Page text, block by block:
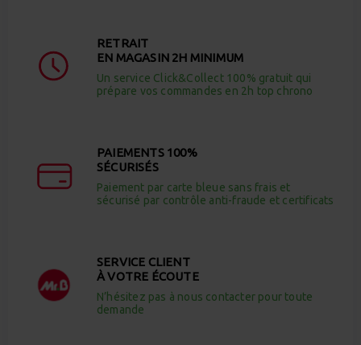
RETRAIT
EN MAGASIN 2H MINIMUM
Un service Click&Collect 100% gratuit qui
prépare vos commandes en 2h top chrono
PAIEMENTS 100%
SÉCURISÉS
Paiement par carte bleue sans frais et
sécurisé par contrôle anti-fraude et certificats
SERVICE CLIENT
À VOTRE ÉCOUTE
N’hésitez pas à nous contacter pour toute
demande